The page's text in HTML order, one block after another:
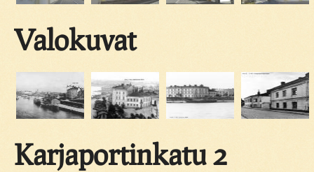
Valokuvat
Karjaportinkatu 2